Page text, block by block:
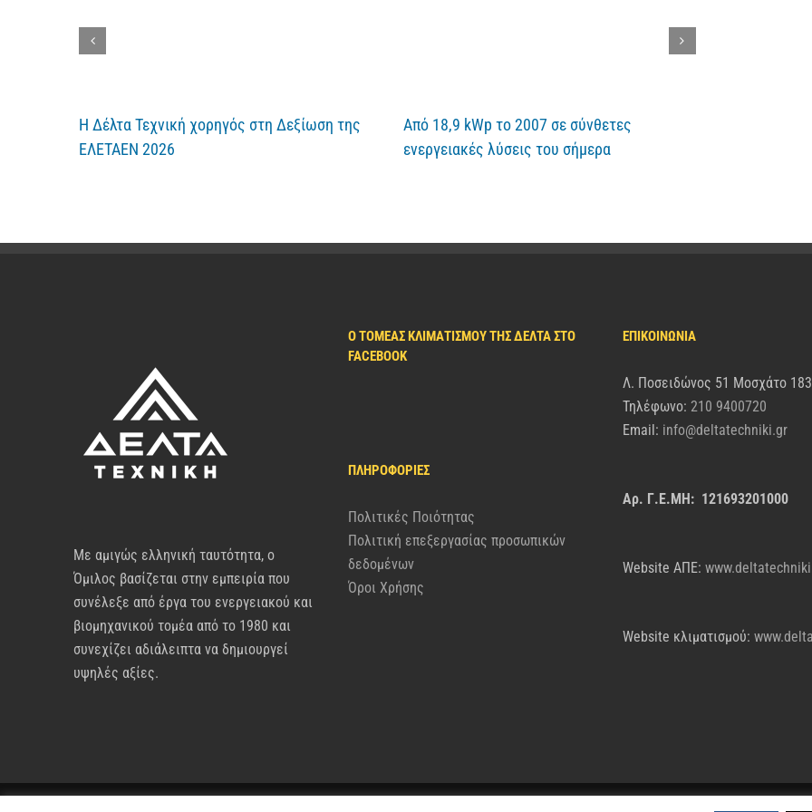
Η Δέλτα Τεχνική χορηγός στη Δεξίωση της
ΕΛΕΤΑΕΝ 2026
Από 18,9 kWp το 2007 σε σύνθετες
ενεργειακές λύσεις του σήμερα
Με αμιγώς ελληνική ταυτότητα, ο
Όμιλος βασίζεται στην εμπειρία που
συνέλεξε από έργα του ενεργειακού και
βιομηχανικού τομέα από το 1980 και
συνεχίζει αδιάλειπτα να δημιουργεί
υψηλές αξίες.
Ο ΤΟΜΈΑΣ ΚΛΙΜΑΤΙΣΜΟΎ ΤΗΣ ΔΈΛΤΑ ΣΤΟ
FACEBOOK
ΠΛΗΡΟΦΟΡΊΕΣ
Πολιτικές Ποιότητας
Πολιτική επεξεργασίας προσωπικών
δεδομένων
Όροι Χρήσης
ΕΠΙΚΟΙΝΩΝΙΑ
Λ. Ποσειδώνος 51 Μοσχάτο
Τηλέφωνο: 210 9400720
Email: info@deltatechniki.gr
Αρ. Γ.Ε.ΜΗ: 121693201000
Website AΠΕ:
Website κλιματισμού: